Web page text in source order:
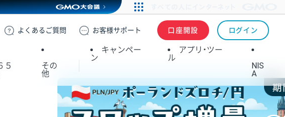
リック証券
よくある ご質問 お客様サポート 口座開設 ログイン
５
その
他
キャンペー
ン
アプリ・ツー
ル
NIS
A